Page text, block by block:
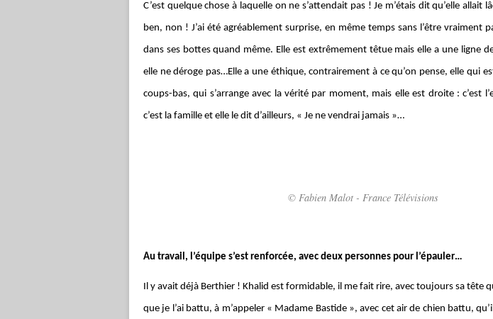
C’est quelque chose à laquelle on ne s’attendait pas ! Je m’étais dit qu’elle allait
ben, non ! J’ai été agréablement surprise, en même temps sans l’être vraiment
dans ses bottes quand même. Elle est extrêmement têtue mais elle a une ligne
elle ne déroge pas…Elle a une éthique, contrairement à ce qu’on pense, elle qui
coups-bas, qui s’arrange avec la vérité par moment, mais elle est droite : c’est
c’est la famille et elle le dit d’ailleurs, « Je ne vendrai jamais »…
© Fabien Malot - France Télévisions
Au travail, l’équipe s’est renforcée, avec deux personnes pour l’épauler…
Il y avait déjà Berthier ! Khalid est formidable, il me fait rire, avec toujours sa tête
que je l’ai battu, à m’appeler « Madame Bastide », avec cet air de chien battu,